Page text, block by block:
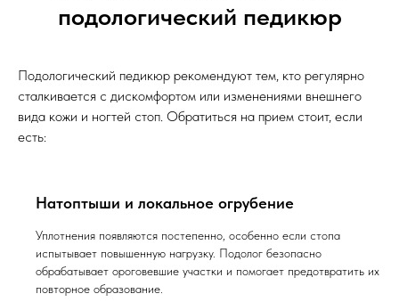
подологический педикюр
Подологический педикюр рекомендуют тем, кто регулярно
сталкивается с дискомфортом или изменениями внешнего
вида кожи и ногтей стоп. Обратиться на прием стоит, если
есть:
Натоптыши и локальное огрубение
Уплотнения появляются постепенно, особенно если стопа
испытывает повышенную нагрузку. Подолог безопасно
обрабатывает ороговевшие участки и помогает предотвратить их
повторное образование.